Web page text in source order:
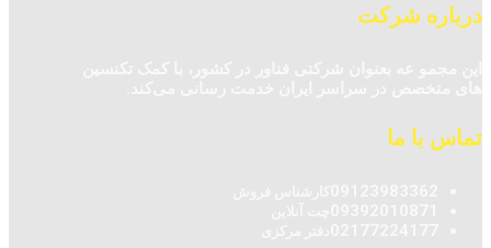
درباره شرکت
این مجمو عه بعنوان شرکتی فناور در کشور، با کمک تکنسین‌
تماس با ما